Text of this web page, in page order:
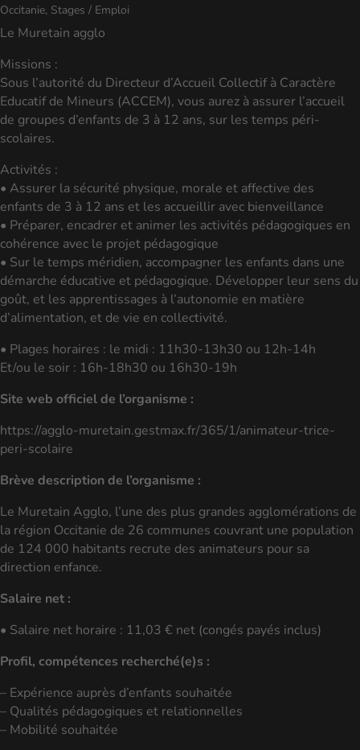
Occitanie, Stages / Emploi
Le Muretain agglo
Missions :
Sous l’autorité du Directeur d’Accueil Collectif à Caractère
Educatif de Mineurs (ACCEM), vous aurez à assurer l’accueil
de groupes d’enfants de 3 à 12 ans, sur les temps péri-
scolaires.
Activités :
• Assurer la sécurité physique, morale et affective des
enfants de 3 à 12 ans et les accueillir avec bienveillance
• Préparer, encadrer et animer les activités pédagogiques en
cohérence avec le projet pédagogique
• Sur le temps méridien, accompagner les enfants dans une
démarche éducative et pédagogique. Développer leur sens du
goût, et les apprentissages à l’autonomie en matière
d’alimentation, et de vie en collectivité.
• Plages horaires : le midi : 11h30-13h30 ou 12h-14h
Et/ou le soir : 16h-18h30 ou 16h30-19h
Site web officiel de l’organisme :
https://agglo-muretain.gestmax.fr/365/1/animateur-trice-
peri-scolaire
Brève description de l’organisme :
Le Muretain Agglo, l’une des plus grandes agglomérations de
la région Occitanie de 26 communes couvrant une population
de 124 000 habitants recrute des animateurs pour sa
direction enfance.
Salaire net :
• Salaire net horaire : 11,03 € net (congés payés inclus)
Profil, compétences recherché(e)s :
– Expérience auprès d’enfants souhaitée
– Qualités pédagogiques et relationnelles
– Mobilité souhaitée